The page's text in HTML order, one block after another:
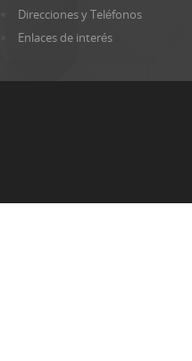
Direcciones y Teléfonos
Enlaces de interés